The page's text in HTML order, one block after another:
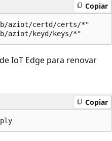
Copiar
aziot/certd/certs/*"
IoT Edge para renovar
Copiar